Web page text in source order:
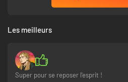
Les meilleurs
Super pour se reposer l'esprit !